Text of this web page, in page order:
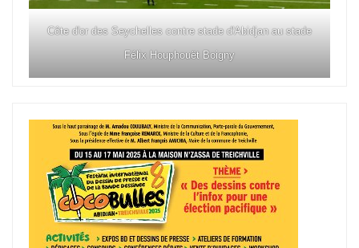
Côte d'or des Seychelles contre stade d'Abidjan au stade
Félix Houphouët Boigny